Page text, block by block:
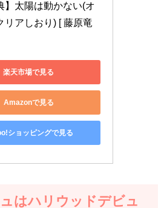
】太陽は動かない(オ
リアしおり) [ 藤原竜
楽天市場で見る
Amazonで見る
ショッピングで見る
はハリウッドデビュ